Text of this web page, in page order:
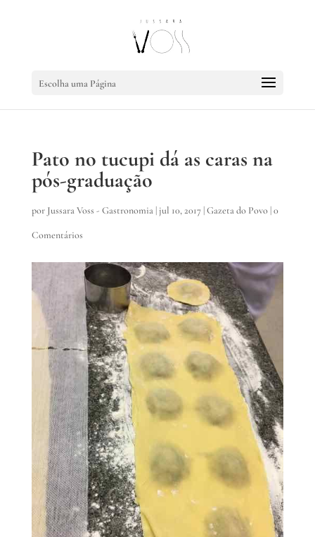
Escolha uma Página
Pato no tucupi dá as caras na
pós-graduação
por Jussara Voss - Gastronomia|jul 10, 2017|Gazeta do Povo|0
Comentários